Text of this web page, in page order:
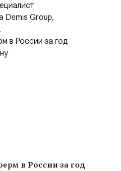
Demis Group,
в России за год